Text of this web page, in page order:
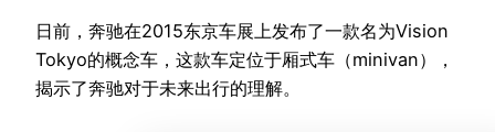
日前，奔驰在2015东京车展上发布了一款名为Vision
Tokyo的概念车，这款车定位于厢式车（minivan），
揭示了奔驰对于未来出行的理解。